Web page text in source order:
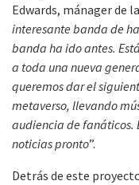
Edwards, mánager de
interesante banda de
banda ha ido antes.
a toda una nueva
queremos dar el
metaverso, llevando
audiencia de fanáticos.
noticias pronto”.
Detrás de este